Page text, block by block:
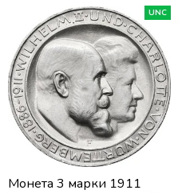
UNC
Монета 3 марки 1911